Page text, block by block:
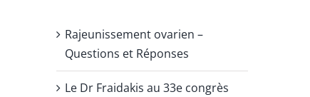
Rajeunissement ovarien –
Questions et Réponses
Le Dr Fraidakis au 33e congrès